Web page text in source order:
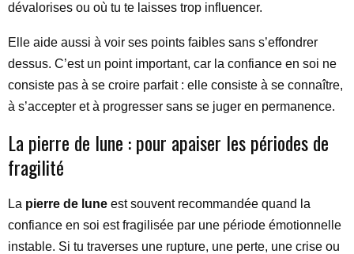
dévalorises ou où tu te laisses trop influencer.
Elle aide aussi à voir ses points faibles sans s’effondrer
dessus. C’est un point important, car la confiance en soi ne
consiste pas à se croire parfait : elle consiste à se connaître,
à s’accepter et à progresser sans se juger en permanence.
La pierre de lune : pour apaiser les périodes de
fragilité
La pierre de lune est souvent recommandée quand la
confiance en soi est fragilisée par une période émotionnelle
instable. Si tu traverses une rupture, une perte, une crise ou